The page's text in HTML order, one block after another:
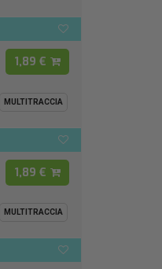
1,89 €
MULTITRACCIA
1,89 €
MULTITRACCIA